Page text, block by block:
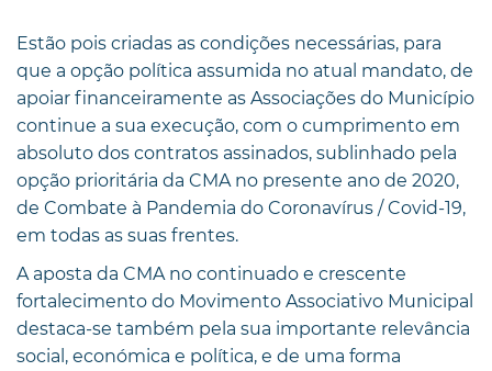
Estão pois criadas as condições necessárias, para
que a opção política assumida no atual mandato, de
apoiar financeiramente as Associações do Município
continue a sua execução, com o cumprimento em
absoluto dos contratos assinados, sublinhado pela
opção prioritária da CMA no presente ano de 2020,
de Combate à Pandemia do Coronavírus / Covid-19,
em todas as suas frentes.
A aposta da CMA no continuado e crescente
fortalecimento do Movimento Associativo Municipal
destaca-se também pela sua importante relevância
social, económica e política, e de uma forma